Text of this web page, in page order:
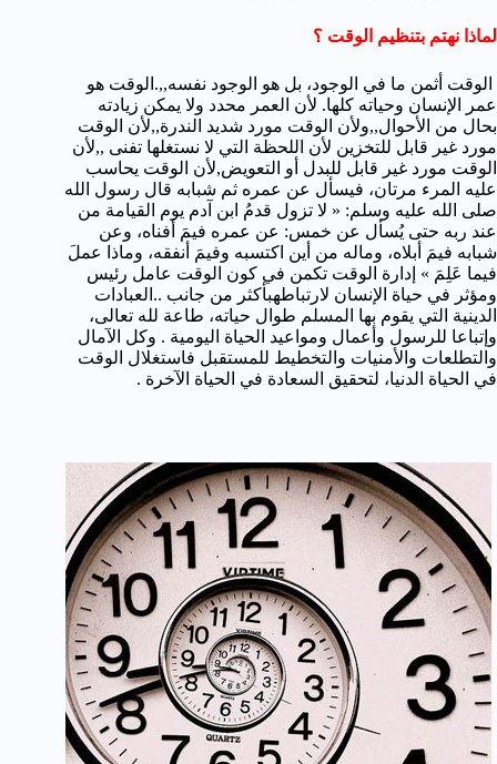
لماذا نهتم بتنظيم الوقت ؟
الوقت أثمن ما في الوجود، بل هو الوجود نفسه,,.الوقت هو
عمر الإنسان وحياته كلها. لأن العمر محدد ولا يمكن زيادته
بحال من الأحوال,,ولأن الوقت مورد شديد الندرة,,لأن الوقت
مورد غير قابل للتخزين لأن اللحظة التي لا نستغلها تفنى ,,لأن
الوقت مورد غير قابل للبدل أو التعويض,لأن الوقت يحاسب
عليه المرء مرتان، فيسأل عن عمره ثم شبابه قال رسول الله
صلى الله عليه وسلم: « لا تزول قدمُ ابن آدم يوم القيامة من
عند ربه حتى يُسأل عن خمس: عن عمره فيمَ أفناه، وعن
شبابه فيمَ أبلاه، وماله من أين اكتسبه وفيمَ أنفقه، وماذا عملَ
فيما عَلِمَ » إدارة الوقت تكمن في كون الوقت عامل رئيس
ومؤثر في حياة الإنسان لارتباطهبأكثر من جانب ..العبادات
الدينية التي يقوم بها المسلم طوال حياته، طاعة لله تعالى،
وإتباعا للرسول وأعمال ومواعيد الحياة اليومية . وكل الآمال
والتطلعات والأمنيات والتخطيط للمستقبل فاستغلال الوقت
في الحياة الدنيا، لتحقيق السعادة في الحياة الآخرة .